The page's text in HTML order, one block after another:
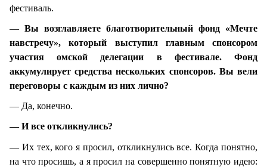
фестиваль.
— Вы возглавляете благотворительный фонд «Мечте
навстречу», который выступил главным спонсором
участия омской делегации в фестивале. Фонд
аккумулирует средства нескольких спонсоров. Вы вели
переговоры с каждым из них лично?
— Да, конечно.
— И все откликнулись?
— Их тех, кого я просил, откликнулись все. Когда понятно,
на что просишь, а я просил на совершенно понятную идею: